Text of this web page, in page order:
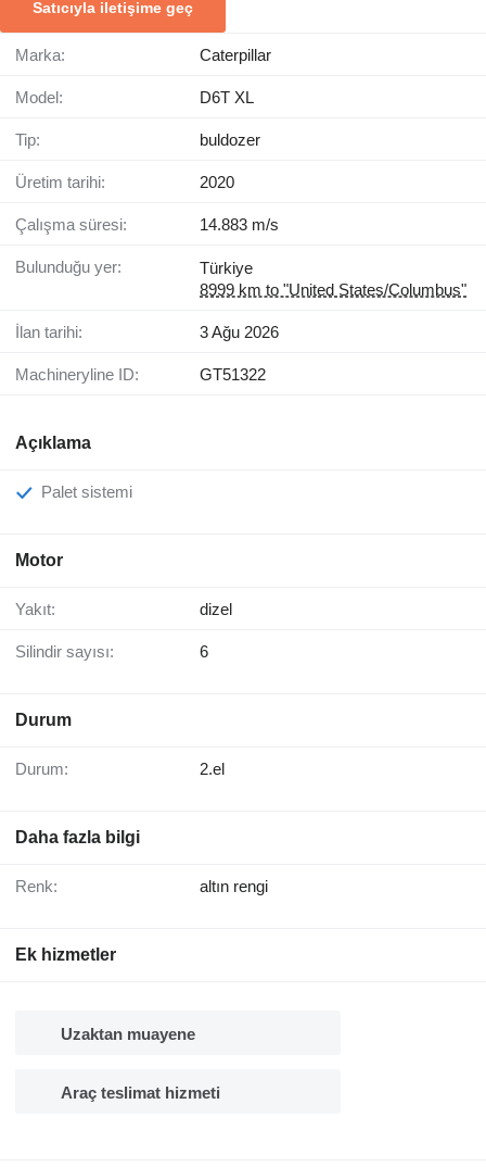
Satıcıyla iletişime geç
Marka: Caterpillar
Model: D6T XL
Tip: buldozer
Üretim tarihi: 2020
Çalışma süresi: 14.883 m/s
Bulunduğu yer:
Türkiye
8999 km to "United States/Columbus"
İlan tarihi: 3 Ağu 2026
Machineryline ID: GT51322
Açıklama
Palet sistemi
Motor
Yakıt: dizel
Silindir sayısı: 6
Durum
Durum: 2.el
Daha fazla bilgi
Renk: altın rengi
Ek hizmetler
Uzaktan muayene
Araç teslimat hizmeti